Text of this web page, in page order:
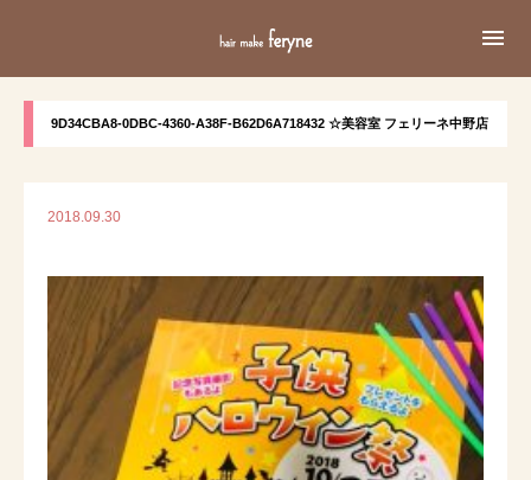

9D34CBA8-0DBC-4360-A38F-B62D6A718432 ☆美容室 フェリーネ中野店
2018.09.30